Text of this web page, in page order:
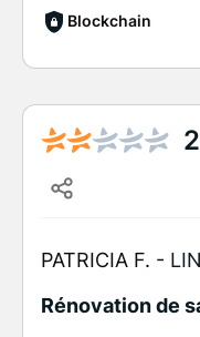
Blockchain
2
PATRICIA F. -
Rénovation de